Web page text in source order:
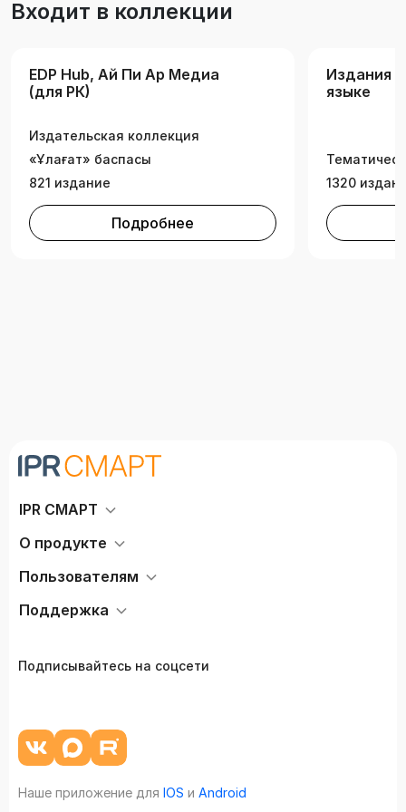
Входит в коллекции
EDP Hub, Ай Пи Ар Медиа
(для РК)
Издательская коллекция
«Ұлағат» баспасы
821 издание
Подробнее
Издания
языке
1320
IPR СМАРТ
О продукте
Пользователям
Поддержка
Подписывайтесь на соцсети
Наше приложение для IOS и Android